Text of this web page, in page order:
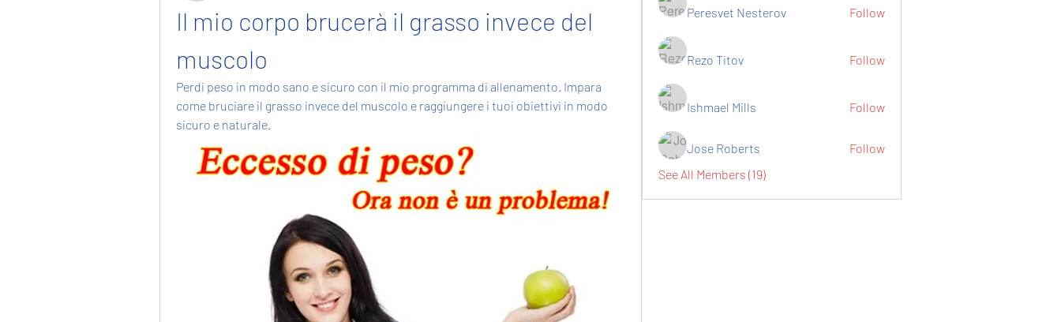
Il mio corpo brucerà il grasso invece del
muscolo
Perdi peso in modo sano e sicuro con il mio programma di allenamento. Impara
come bruciare il grasso invece del muscolo e raggiungere i tuoi obiettivi in modo
sicuro e naturale.
Peresvet Nesterov Follow
Rezo Titov Follow
Ishmael Mills Follow
Jose Roberts
Follow
See All Members (19)